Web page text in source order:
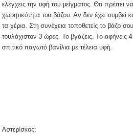
ελέγχεις την υφή του μείγματος. Θα πρέπει
χωρητικότητα του βάζου. Αν δεν έχει συμβεί
τα χέρια. Στη συνέχεια τοποθετείς το βάζο
τουλάχιστον 3 ώρες. Το βγάζεις. Το
σπιτικό παγωτό βανίλια με τέλεια υφή.
Αστερίσκος: